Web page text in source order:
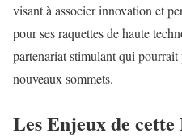
visant à associer innovation et
pour ses raquettes de haute
partenariat stimulant qui pourrait
nouveaux sommets.
Les Enjeux de cette